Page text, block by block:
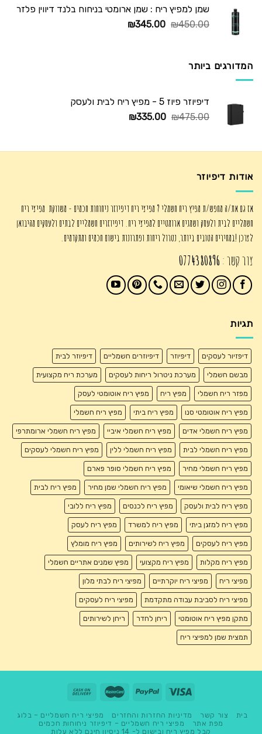
שמן למפיץ ריח : שמן ארומטי בניחוח בלנד דיווין פלזר
₪450.00
המחיר
₪345.00
המחיר
המדורגים ביותר
דיפיוזר פיוז 5 - מפיץ ריח לבית ולעסק
₪475.00
המחיר
₪475.00.
₪335.00
המחיר
₪335.00.
אודות דיפיוזר
אז גם את/ה מחפש/ת מפיץ ריח חשמלי ? מפיצי ריח דיפיוזר ניחוחות חכמים - משווקת מפיצי ריח
חשמליים לבית ולעסק ושמנים ארומטיים למפיצי ריח. דיפיוזרים חשמליים לבתים ולעסקים מהיבואן
לצרכן !במחירים הטובים ביותר, נטרול ריחות ופתרונות בישום חכמים ומתקדמים.
צור קשר : 0774380896
תגיות
דיפזיור לעסקים דיפיוזר דיפיוזרים חשמליים דיפיוזר לבית
מבשם חשמלי מערכת ניטרול ריחות לעסקים מערכת ריח מקצועית
מפזר ריח חשמלי מפיץ ריח מפיץ ריח אוטומטי לעסק
מפיץ ריח אוטומטי סנו מפיץ ריח ביתי מפיץ ריח חשמלי
מפיץ ריח חשמלי אדים מפיץ ריח חשמלי איביי מפיץ ריח חשמלי ארומתרפי
מפיץ ריח חשמלי לבית מפיץ ריח חשמלי ללין מפיץ ריח חשמלי לעסקים
מפיץ ריח חשמלי מחיר מפיץ ריח חשמלי סופר פארם
מפיץ ריח חשמלי שיאומי מפיץ ריח חשמלי שמן מחיר מפיץ ריח לבית
מפיץ ריח לבית ולעסק מפיץ ריח לכנסים מפיץ ריח ללובי
מפיץ ריח למזגן ביתי מפיץ ריח למשרד מפיץ ריח לעסק
מפיץ ריח לעסקים מפיץ ריח לשירותים מפיץ ריח מומלץ
מפיץ ריח מקלות מפיץ ריח מקצועי מפיץ שמנים אתריים חשמלי
מפיצי ריח מפיצי ריח יוקרתיים מפיצי ריח לבתי מלון
מפיצי ריח לסביבת עבודה מתקדמת מפיצי ריח לעסקים
מתקן מפיץ ריח אוטומטי ריחן לחדר ריחן לשירותים
תמצית שמן למפיצי ריח
בית צור קשר מדיניות החזרות והחזרים
מפיצי ריח חשמליים – בלוג
מפת אתר
מפיצי ריח חשמליים – דיפיוזר ניחוחות חכמים
קבל מפיץ ריח ובישום ל- 14 ניסיון חינם ללא עלות